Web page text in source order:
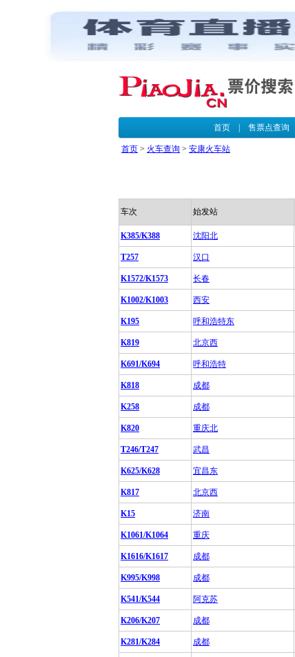
首页| 售票点查询
首页 > 火车查询 > 安康火车站
车次 始发站
K385/K388 沈阳北
T257 汉口
K1572/K1573 长春
K1002/K1003 西安
K195 呼和浩特东
K819 北京西
K691/K694 呼和浩特
K818 成都
K258 成都
K820 重庆北
T246/T247 武昌
K625/K628 宜昌东
K817 北京西
K15 济南
K1061/K1064 重庆
K1616/K1617 成都
K995/K998 成都
K541/K544 阿克苏
K206/K207 成都
K281/K284 成都